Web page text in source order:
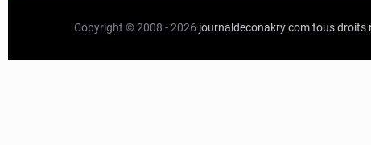
Copyright © 2008 - 2026 journaldeconakry.comtous droits